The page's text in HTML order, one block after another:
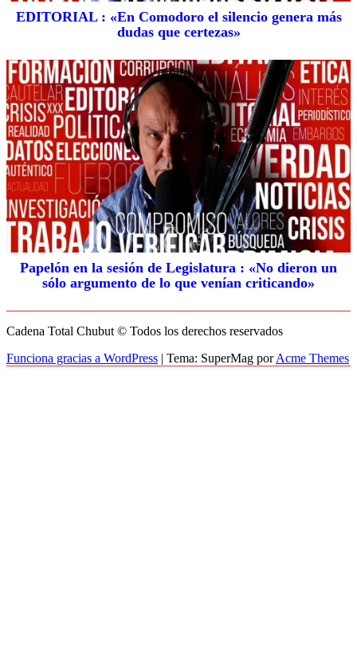
EDITORIAL : «En Comodoro el silencio genera más
dudas que certezas»
Papelón en la sesión de Legislatura : «No dieron un
sólo argumento de lo que venían criticando»
Cadena Total Chubut © Todos los derechos reservados
Funciona gracias a WordPress | Tema: SuperMag porAcme Themes